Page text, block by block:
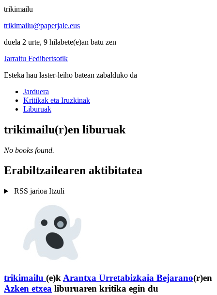
trikimailu
trikimailu@paperjale.eus
duela 2 urte, 9 hilabete(e)an batu zen
Jarraitu Fedibertsotik
Esteka hau laster-leiho batean zabalduko da
Jarduera
Kritikak eta Iruzkinak
Liburuak
trikimailu(r)en liburuak
No books found.
Erabiltzailearen aktibitatea
RSS jarioa Itzuli
trikimailu (e)k Arantxa Urretabizkaia Bejarano(r)en
Azken etxea liburuaren kritika egin du